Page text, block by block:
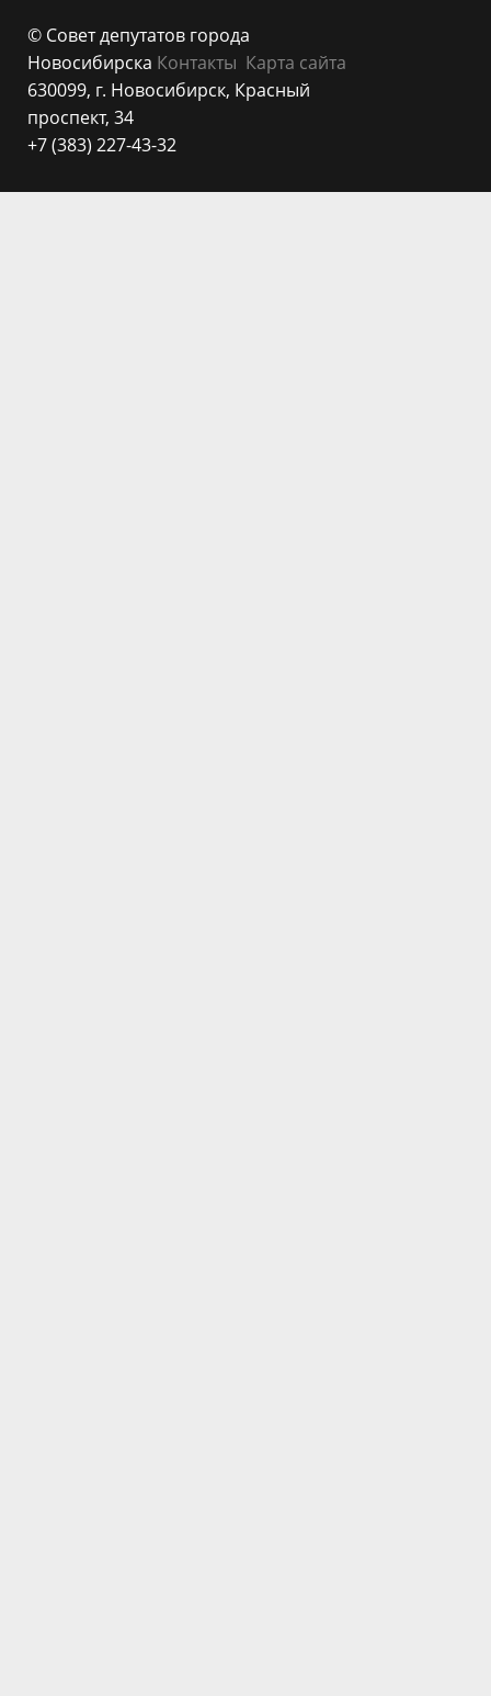
© Совет депутатов города
Новосибирска Контакты Карта сайта
630099, г. Новосибирск, Красный
проспект, 34
+7 (383) 227-43-32